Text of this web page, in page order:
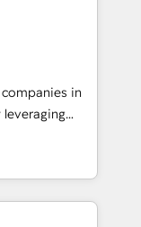
your
undisputed
designed to
your
in
and
offer spans
in CRM
design, sales